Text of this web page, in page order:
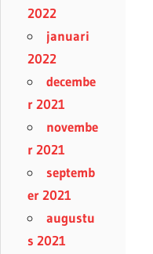
2022
januari
2022
decembe
r 2021
novembe
r 2021
septemb
er 2021
augustu
s 2021